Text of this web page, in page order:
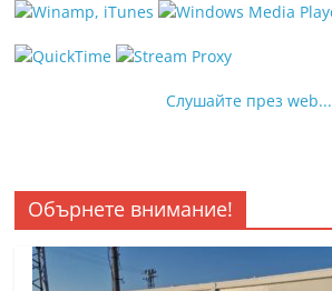
Слушайте през web...
Обърнете внимание!